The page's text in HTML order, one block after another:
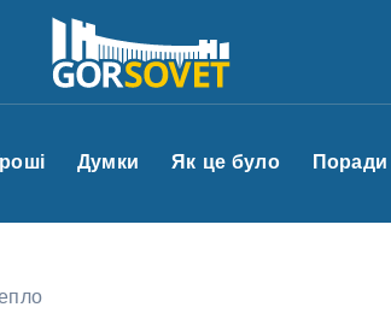
Гроші Думки Як це було Поради